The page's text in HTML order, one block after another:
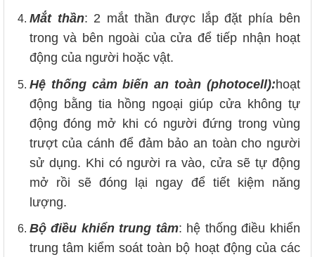
Mắt thần: 2 mắt thần được lắp đặt phía bên
trong và bên ngoài của cửa để tiếp nhận hoạt
động của người hoặc vật.
Hệ thống cảm biến an toàn (photocell):hoạt
động bằng tia hồng ngoại giúp cửa không tự
động đóng mở khi có người đứng trong vùng
trượt của cánh để đảm bảo an toàn cho người
sử dụng. Khi có người ra vào, cửa sẽ tự động
mở rồi sẽ đóng lại ngay để tiết kiệm năng
lượng.
Bộ điều khiển trung tâm: hệ thống điều khiển
trung tâm kiểm soát toàn bộ hoạt động của các